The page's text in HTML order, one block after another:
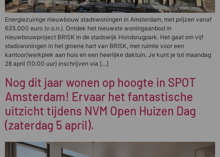
Energiezuinige nieuwbouw stadswoningen in Amsterdam, met prijzen vanaf
635.000 euro (v.o.n.). Ontdek het nieuwste woningaanbod in
nieuwbouwproject BRISK in de stadswijk Hondsrugpark. Het gaat om vijf
stadswoningen in het groene hart van BRISK, met ruimte voor een
kantoor/werkplek aan huis en een heerlijke daktuin. Je kunt je tot maandag
28 april (10:00 uur) inschrijven via […]
Nog dit jaar wonen op hoogte in SPOT
Amsterdam! Ervaar het fantastische
uitzicht tijdens NVM Open Huizen Dag
(zaterdag 5 april).